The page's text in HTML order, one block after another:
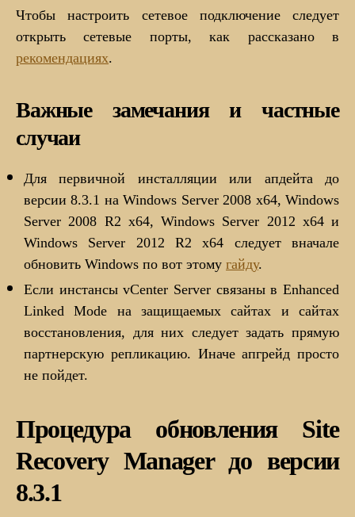
Чтобы настроить сетевое подключение следует
открыть сетевые порты, как рассказано в
рекомендациях.
Важные замечания и частные
случаи
Для первичной инсталляции или апдейта до
версии 8.3.1 на Windows Server 2008 x64, Windows
Server 2008 R2 x64, Windows Server 2012 x64 и
Windows Server 2012 R2 x64 следует вначале
обновить Windows по вот этому гайду.
Если инстансы vCenter Server связаны в Enhanced
Linked Mode на защищаемых сайтах и сайтах
восстановления, для них следует задать прямую
партнерскую репликацию. Иначе апгрейд просто
не пойдет.
Процедура обновления Site
Recovery Manager до версии
8.3.1